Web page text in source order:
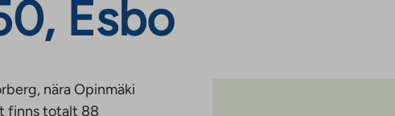
Esbo
nära Opinmäki
finns totalt 88